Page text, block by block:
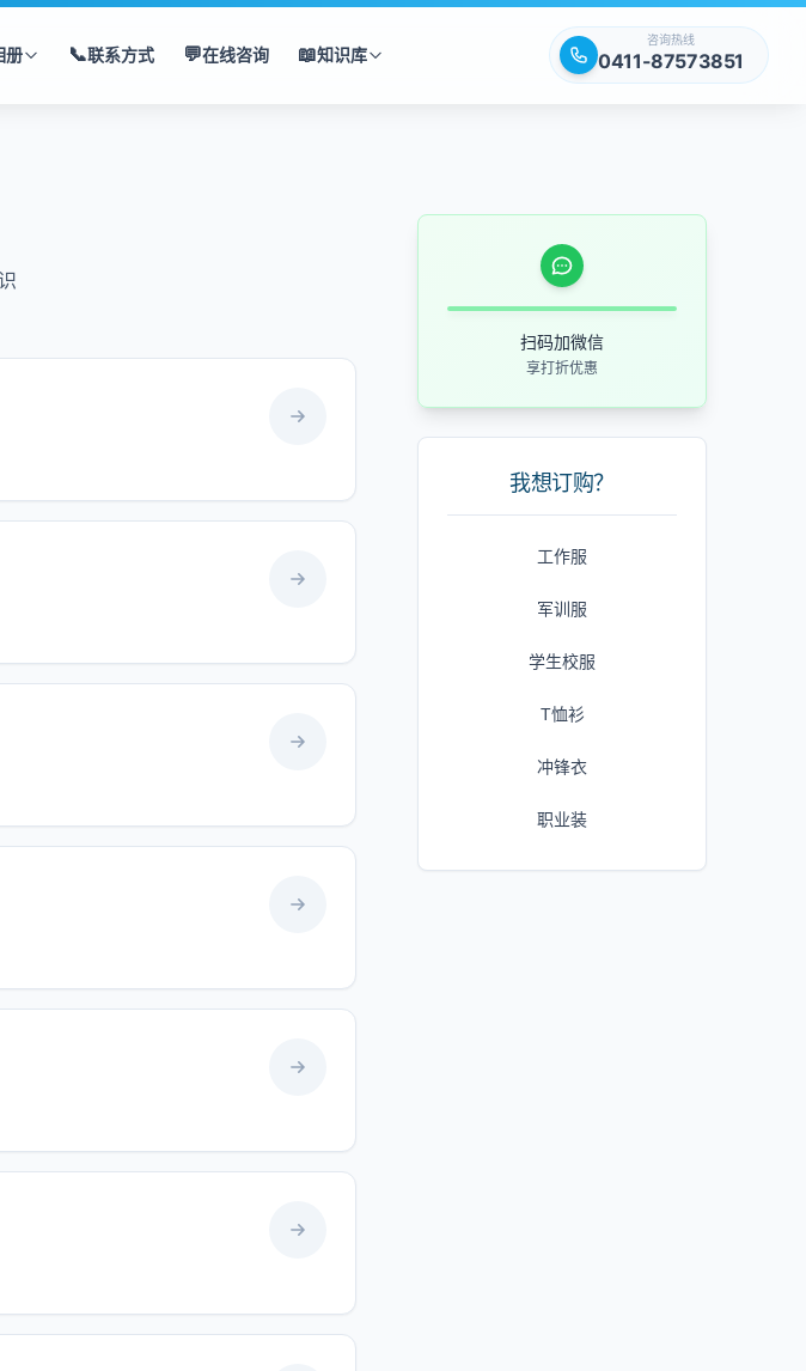
册 📞联系方式 💬在线咨询 📖知识库
咨询热线
0411-87573851
扫码加微信
享打折优惠
我想订购？
工作服
军训服
学生校服
T恤衫
冲锋衣
职业装